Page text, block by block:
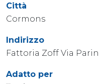
Città
Cormons
Indirizzo
Fattoria Zoff Via
Adatto per